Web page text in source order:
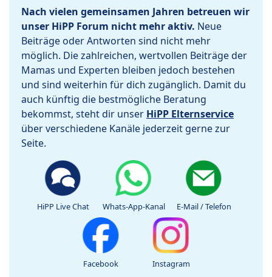
Nach vielen gemeinsamen Jahren betreuen wir
unser HiPP Forum nicht mehr aktiv. Neue
Beiträge oder Antworten sind nicht mehr
möglich. Die zahlreichen, wertvollen Beiträge der
Mamas und Experten bleiben jedoch bestehen
und sind weiterhin für dich zugänglich. Damit du
auch künftig die bestmögliche Beratung
bekommst, steht dir unser HiPP Elternservice
über verschiedene Kanäle jederzeit gerne zur
Seite.
HiPP Live Chat Whats-App-Kanal E-Mail / Telefon
Facebook Instagram